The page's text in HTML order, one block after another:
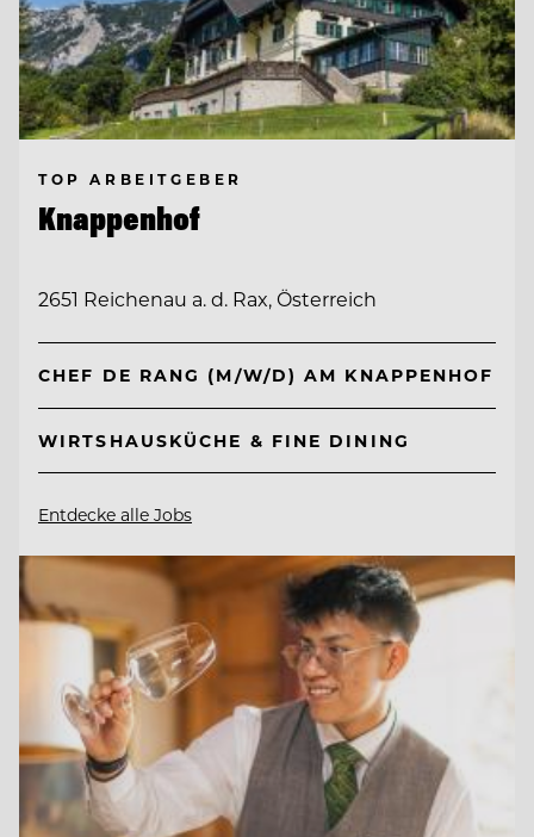
TOP ARBEITGEBER
Knappenhof
2651 Reichenau a. d. Rax, Österreich
CHEF DE RANG (M/W/D) AM KNAPPENHOF
WIRTSHAUSKÜCHE & FINE DINING
Entdecke alle Jobs